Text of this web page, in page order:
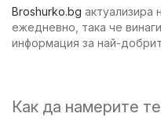
Broshurko.bg актуализира
ежедневно, така че
информация за най-
Как да намерите